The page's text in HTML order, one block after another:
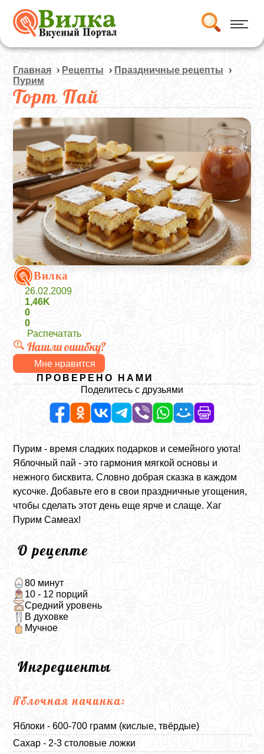
Главная › Рецепты › Праздничные рецепты ›
Пурим
Торт Пай
Вилка
26.02.2009
1,46K
0
0
Распечатать
Нашли ошибку?
Мне нравится
ПРОВЕРЕНО НАМИ
Поделитесь с друзьями
Пурим - время сладких подарков и семейного уюта!
Яблочный пай - это гармония мягкой основы и
нежного бисквита. Словно добрая сказка в каждом
кусочке. Добавьте его в свои праздничные угощения,
чтобы сделать этот день еще ярче и слаще. Хаг
Пурим Самеах!
О рецепте
80 минут
10 - 12 порций
Средний уровень
В духовке
Мучное
Ингредиенты
Яблочная начинка:
Яблоки - 600-700 грамм (кислые, твёрдые)
Сахар - 2-3 столовые ложки